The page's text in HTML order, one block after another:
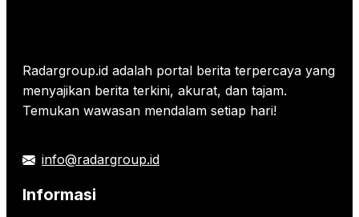
Radargroup.id adalah portal berita terpercaya yang
menyajikan berita terkini, akurat, dan tajam.
Temukan wawasan mendalam setiap hari!
info@radargroup.id
Informasi